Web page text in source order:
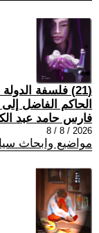
(21) فلسفة
الحاكم الفاضل
فارس حامد عبد
2026 / 8 / 8
مواضيع وابحاث